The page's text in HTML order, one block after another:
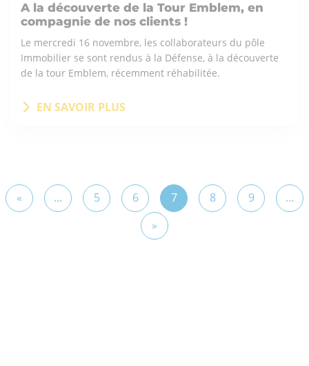
A la découverte de la Tour Emblem, en
compagnie de nos clients !
Le mercredi 16 novembre, les collaborateurs du pôle
Immobilier se sont rendus à la Défense, à la découverte
de la tour Emblem, récemment réhabilitée.
EN SAVOIR PLUS
« ... 5 6 7 8 9
...
»